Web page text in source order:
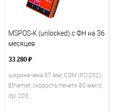
MSPOS-K (unlocked) с ФН на 36
месяцев
33 280 ₽
ширина чека 57 мм; COM (RS-232);
Ethernet; скорость печати 80 мм/с;
dpi 203;